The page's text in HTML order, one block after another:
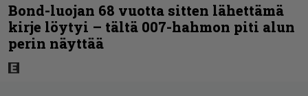
Bond-luojan 68 vuotta sitten lähettämä
kirje löytyi – tältä 007-hahmon piti alun
perin näyttää